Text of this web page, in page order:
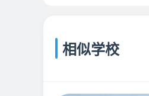
相似学校